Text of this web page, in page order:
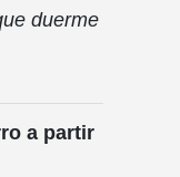
duerme
a partir